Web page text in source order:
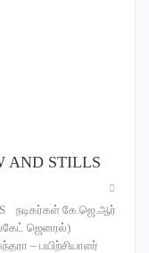
AND STILLS
நடிகர்கள் கே.ஜெ.ஆர்
ஜெனரல்)
– பயிற்சியாளர்